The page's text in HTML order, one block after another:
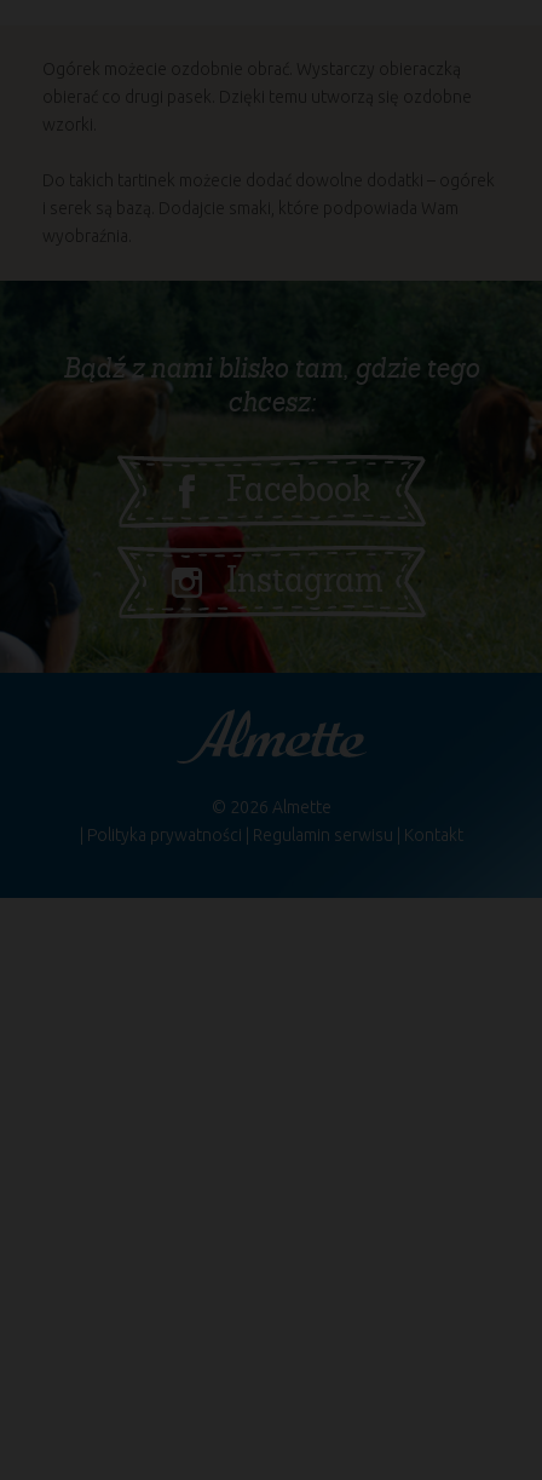
Bądź z nami blisko tam, gdzie tego
chcesz:
Facebook
Instagram
© 2026 Almette
Polityka prywatności
Regulamin serwisu Kontakt